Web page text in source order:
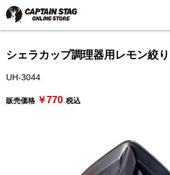
シェラカップ調理器用レモン絞り
UH-3044
販売価格 ￥770 税込